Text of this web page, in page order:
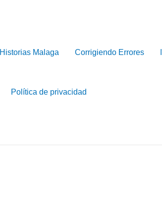
Historias Malaga Corrigiendo Errores
Política de privacidad